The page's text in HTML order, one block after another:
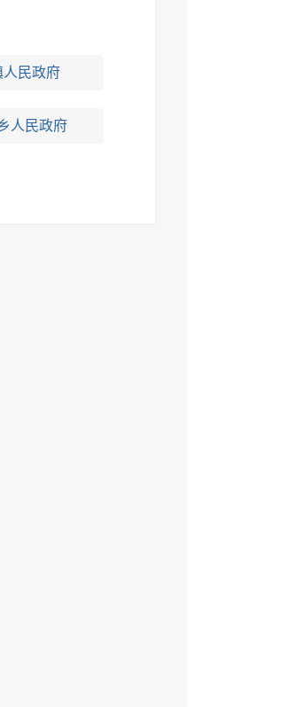
人民政府
人民政府